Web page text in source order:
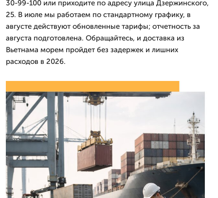
30-99-100 или приходите по адресу улица Дзержинского,
25. В июле мы работаем по стандартному графику, в
августе действуют обновленные тарифы; отчетность за
августа подготовлена. Обращайтесь, и доставка из
Вьетнама морем пройдет без задержек и лишних
расходов в 2026.